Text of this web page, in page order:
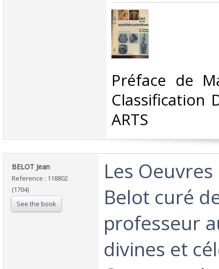
‎Préface de
Classification
ARTS‎
‎BELOT Jean‎
Reference : 118802
(1704)
See the book
‎Les
Belot curé
professeur
divines et